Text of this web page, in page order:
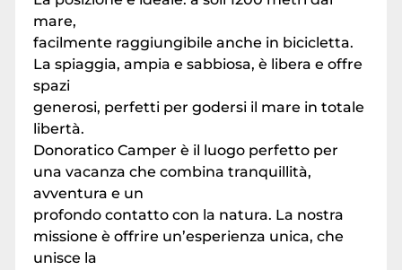
mare,
facilmente raggiungibile anche in bicicletta.
La spiaggia, ampia e sabbiosa, è libera e offre
spazi
generosi, perfetti per godersi il mare in totale
libertà.
Donoratico Camper è il luogo perfetto per
una vacanza che combina tranquillità,
avventura e un
profondo contatto con la natura. La nostra
missione è offrire un’esperienza unica, che
unisce la